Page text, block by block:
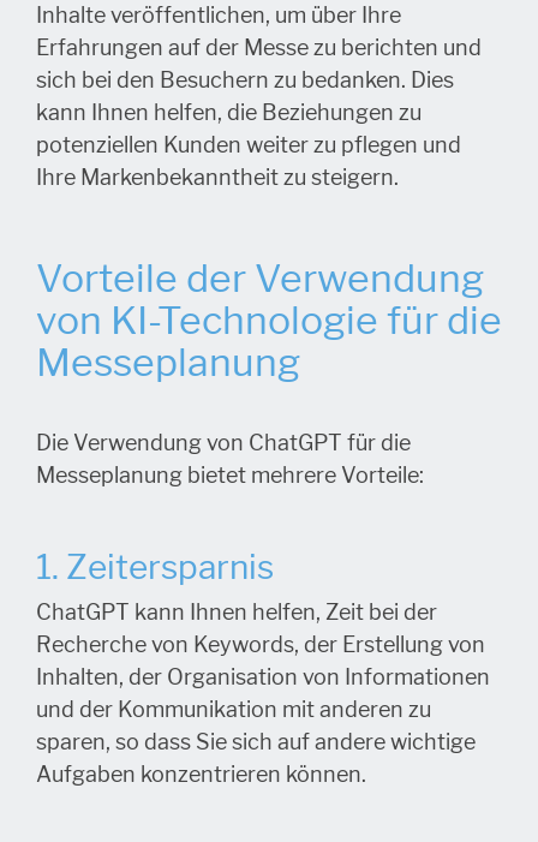
Inhalte veröffentlichen, um über Ihre
Erfahrungen auf der Messe zu berichten und
sich bei den Besuchern zu bedanken. Dies
kann Ihnen helfen, die Beziehungen zu
potenziellen Kunden weiter zu pflegen und
Ihre Markenbekanntheit zu steigern.
Vorteile der Verwendung
von KI-Technologie für die
Messeplanung
Die Verwendung von ChatGPT für die
Messeplanung bietet mehrere Vorteile:
1. Zeitersparnis
ChatGPT kann Ihnen helfen, Zeit bei der
Recherche von Keywords, der Erstellung von
Inhalten, der Organisation von Informationen
und der Kommunikation mit anderen zu
sparen, so dass Sie sich auf andere wichtige
Aufgaben konzentrieren können.